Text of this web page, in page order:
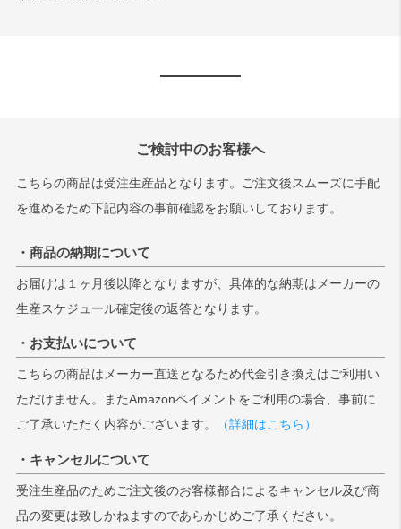
ご検討中のお客様へ
こちらの商品は受注生産品となります。ご注文後スムーズに手配
を進めるため下記内容の事前確認をお願いしております。
・商品の納期について
お届けは１ヶ月後以降となりますが、具体的な納期はメーカーの
生産スケジュール確定後の返答となります。
・お支払いについて
こちらの商品はメーカー直送となるため代金引き換えはご利用い
ただけません。またAmazonペイメントをご利用の場合、事前に
ご了承いただく内容がございます。
（詳細はこちら）
・キャンセルについて
受注生産品のためご注文後のお客様都合によるキャンセル及び商
品の変更は致しかねますのであらかじめご了承ください。